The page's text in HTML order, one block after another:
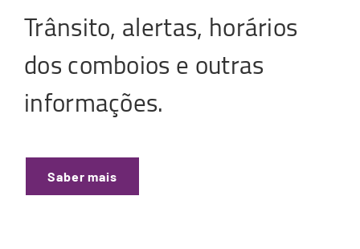
Trânsito, alertas, horários
dos comboios e outras
informações.
Saber mais